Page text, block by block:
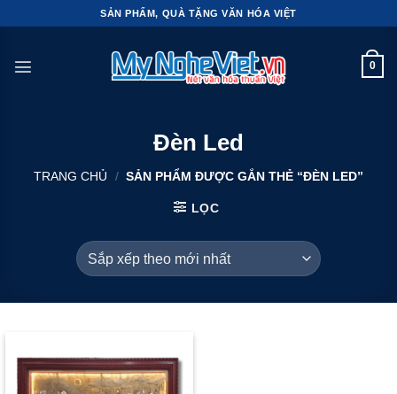
qua
dung
SẢN PHẨM, QUÀ TẶNG VĂN HÓA VIỆT
0
Đèn Led
TRANG CHỦ / SẢN PHẨM ĐƯỢC GẮN THẺ “ĐÈN LED”
LỌC